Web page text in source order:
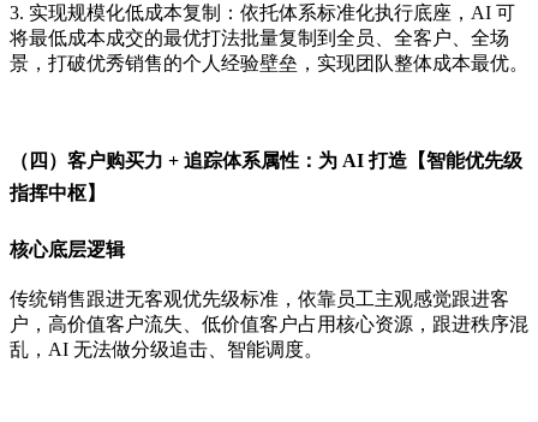
3. 实现规模化低成本复制：依托体系标准化执行底座，AI 可
将最低成本成交的最优打法批量复制到全员、全客户、全场
景，打破优秀销售的个人经验壁垒，实现团队整体成本最优。
（四）客户购买力 + 追踪体系属性：为 AI 打造【智能优先级
指挥中枢】
核心底层逻辑
传统销售跟进无客观优先级标准，依靠员工主观感觉跟进客
户，高价值客户流失、低价值客户占用核心资源，跟进秩序混
乱，AI 无法做分级追击、智能调度。